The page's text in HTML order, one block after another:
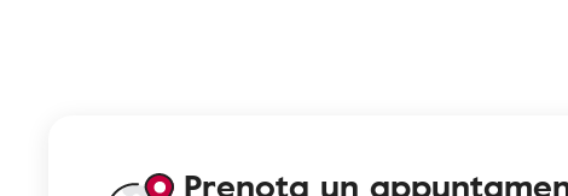
Prenota un